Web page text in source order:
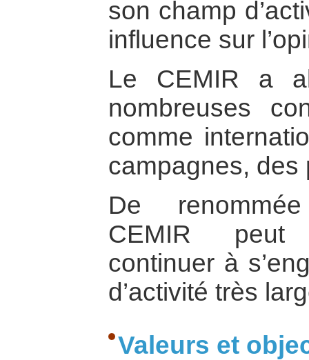
son champ
influence sur
Le CEMIR a
nombreuses
comme
campagnes, des
De
CEMIR peut
continuer à
d’activité très
Valeurs et